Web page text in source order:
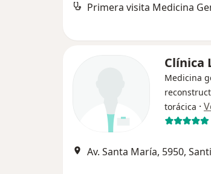
Primera visita Medicina
Clínica
Medicina
torácica ·
Av. Santa María, 5950,